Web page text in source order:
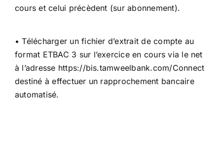
Diaspora
Entreprises
cours et celui précèdent (sur abonnement).
• Télécharger un fichier d’extrait de compte au
format ETBAC 3 sur l’exercice en cours via le net
à l’adresse https://bis.tamweelbank.com/Connect
destiné à effectuer un rapprochement bancaire
automatisé.